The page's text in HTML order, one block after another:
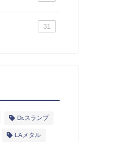
31
Dr.スランプ
LAメタル